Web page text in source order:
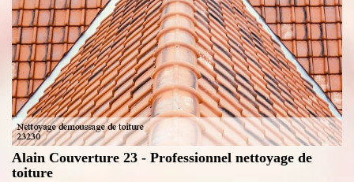
Alain Couverture 23 - Professionnel nettoyage de
toiture